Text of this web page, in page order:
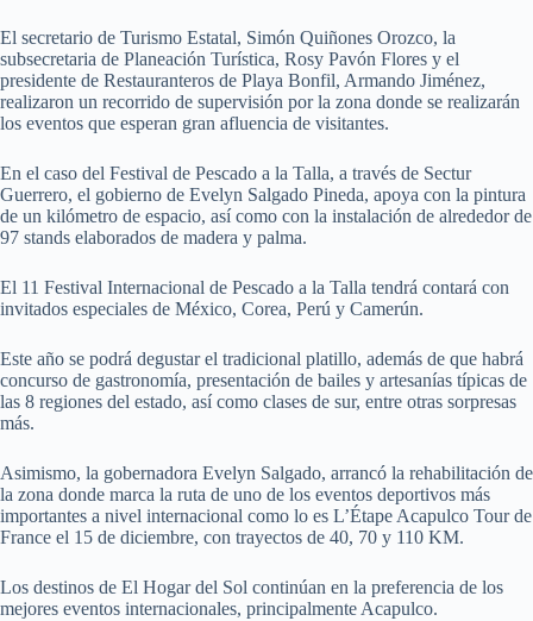
El secretario de Turismo Estatal, Simón Quiñones Orozco, la
subsecretaria de Planeación Turística, Rosy Pavón Flores y el
presidente de Restauranteros de Playa Bonfil, Armando Jiménez,
realizaron un recorrido de supervisión por la zona donde se realizarán
los eventos que esperan gran afluencia de visitantes.
En el caso del Festival de Pescado a la Talla, a través de Sectur
Guerrero, el gobierno de Evelyn Salgado Pineda, apoya con la pintura
de un kilómetro de espacio, así como con la instalación de alrededor de
97 stands elaborados de madera y palma.
El 11 Festival Internacional de Pescado a la Talla tendrá contará con
invitados especiales de México, Corea, Perú y Camerún.
Este año se podrá degustar el tradicional platillo, además de que habrá
concurso de gastronomía, presentación de bailes y artesanías típicas de
las 8 regiones del estado, así como clases de sur, entre otras sorpresas
más.
Asimismo, la gobernadora Evelyn Salgado, arrancó la rehabilitación de
la zona donde marca la ruta de uno de los eventos deportivos más
importantes a nivel internacional como lo es L’Étape Acapulco Tour de
France el 15 de diciembre, con trayectos de 40, 70 y 110 KM.
Los destinos de El Hogar del Sol continúan en la preferencia de los
mejores eventos internacionales, principalmente Acapulco.